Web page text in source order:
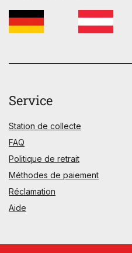
Service
Station de collecte
FAQ
Politique de retrait
Méthodes de paiement
Réclamation
Aide